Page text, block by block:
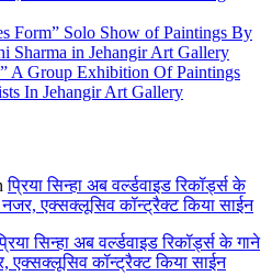
Form” Solo Show of Paintings By
Sharma in Jehangir Art Gallery
A Group Exhibition Of Paintings
In Jehangir Art Gallery
प्रिया सिन्हा अब वर्ल्डवाइड रिकॉर्ड्स के
एक्सक्लूसिव कॉन्ट्रैक्ट किया साईन
सिन्हा अब वर्ल्डवाइड रिकॉर्ड्स के गाने
एक्सक्लूसिव कॉन्ट्रैक्ट किया साईन